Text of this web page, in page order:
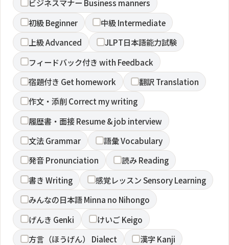
ビジネスマナー Business manners
初級 Beginner
中級 Intermediate
上級 Advanced
JLPT日本語能力試験
フィードバック付き with Feedback
宿題付き Get homework
翻訳 Translation
作文・添削 Correct my writing
履歴書・面接 Resume & job interview
文法 Grammar
語彙 Vocabulary
発音 Pronunciation
読み Reading
書き Writing
感覚レッスン Sensory Learning
みんなの日本語 Minna no Nihongo
げんき Genki
けいご Keigo
方言（ほうげん） Dialect
漢字 Kanji